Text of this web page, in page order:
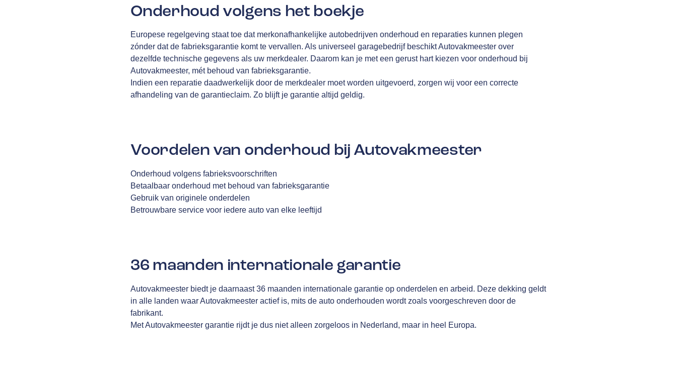
Onderhoud volgens het boekje
Europese regelgeving staat toe dat merkonafhankelijke autobedrijven onderhoud en reparaties kunnen plegen
zónder dat de fabrieksgarantie komt te vervallen. Als universeel garagebedrijf beschikt Autovakmeester over
dezelfde technische gegevens als uw merkdealer. Daarom kan je met een gerust hart kiezen voor onderhoud bij
Autovakmeester, mét behoud van fabrieksgarantie.
Indien een reparatie daadwerkelijk door de merkdealer moet worden uitgevoerd, zorgen wij voor een correcte
afhandeling van de garantieclaim. Zo blijft je garantie altijd geldig.
Voordelen van onderhoud bij Autovakmeester
Onderhoud volgens fabrieksvoorschriften
Betaalbaar onderhoud met behoud van fabrieksgarantie
Gebruik van originele onderdelen
Betrouwbare service voor iedere auto van elke leeftijd
36 maanden internationale garantie
Autovakmeester biedt je daarnaast 36 maanden internationale garantie op onderdelen en arbeid. Deze dekking geldt
in alle landen waar Autovakmeester actief is, mits de auto onderhouden wordt zoals voorgeschreven door de
fabrikant.
Met Autovakmeester garantie rijdt je dus niet alleen zorgeloos in Nederland, maar in heel Europa.